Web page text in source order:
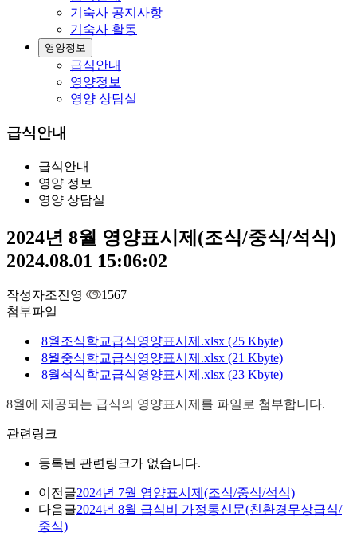
기숙사 공지사항
기숙사 활동
영양정보
급식안내
영양정보
영양 상담실
급식안내
급식안내
영양 정보
영양 상담실
2024년 8월 영양표시제(조식/중식/석식)
2024.08.01 15:06:02
작성자조진영
1567
첨부파일
8월조식학교급식영양표시제.xlsx (25 Kbyte)
8월중식학교급식영양표시제.xlsx (21 Kbyte)
8월석식학교급식영양표시제.xlsx (23 Kbyte)
8월에 제공되는 급식의 영양표시제를 파일로 첨부합니다.
관련링크
등록된 관련링크가 없습니다.
이전글2024년 7월 영양표시제(조식/중식/석식)
다음글2024년 8월 급식비 가정통신문(친환경무상급식/
중식)